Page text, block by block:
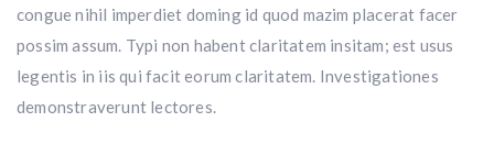
congue nihil imperdiet doming id quod mazim placerat facer
possim assum. Typi non habent claritatem insitam; est usus
legentis in iis qui facit eorum claritatem. Investigationes
demonstraverunt lectores.